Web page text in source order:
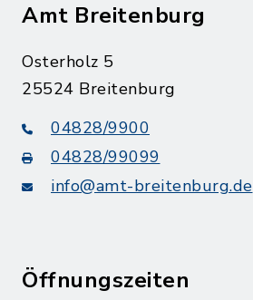
Amt Breitenburg
Osterholz 5
25524 Breitenburg
04828/9900
04828/99099
info@amt-breitenburg.de
Öffnungszeiten